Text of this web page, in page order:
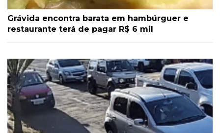
Grávida encontra barata em hambúrguer e
restaurante terá de pagar R$ 6 mil